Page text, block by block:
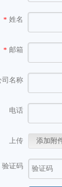
* 姓名
* 邮箱
司名称
电话
上传 添加附
验证码